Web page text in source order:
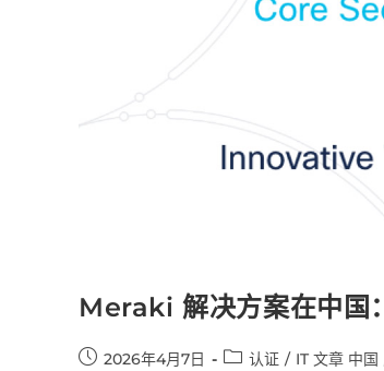
Meraki 解决方案在中国
2026年4月7日 认证 / IT 文章 中国